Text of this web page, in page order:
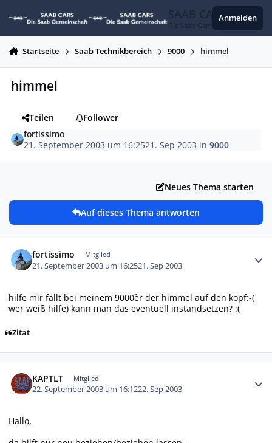
SAAB CARS
Die Saab Gemeinschaft
Anmelden
Startseite Saab Technikbereich 9000 himmel
himmel
Teilen
Follower
fortissimo
21. September 2003 um 16:2521. Sep 2003 in9000
Neues Thema starten
Auf dieses Thema antworten
fortissimo Mitglied
21. September 2003 um 16:2521. Sep 2003
hilfe mir fällt bei meinem 9000èr der himmel auf den kopf:-(
wer weiß hilfe) kann man das eventuell instandsetzen? :(
Zitat
KAPTLT Mitglied
22. September 2003 um 16:1222. Sep 2003
Hallo,